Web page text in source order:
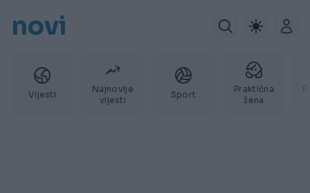
novi
Vijesti
Najnovije
vijesti
Sport
Praktična
žena